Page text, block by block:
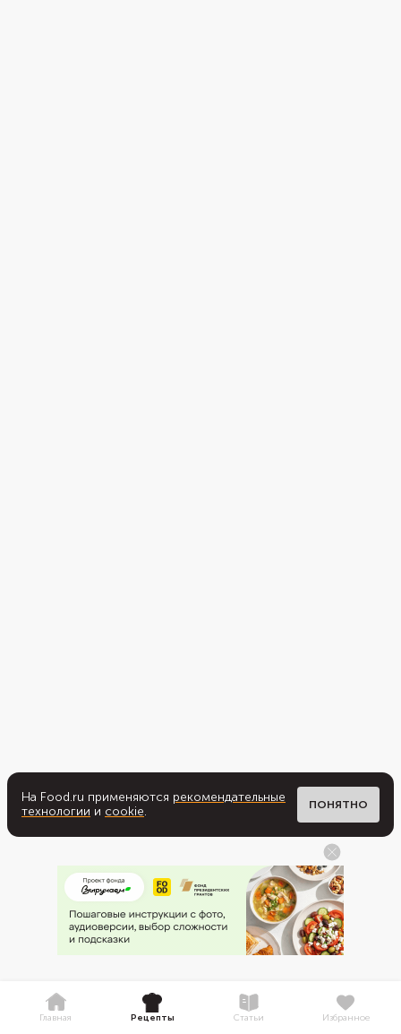
На Food.ru применяются рекомендательные
технологии и cookie. ПОНЯТНО
Главная Рецепты Статьи Избранное